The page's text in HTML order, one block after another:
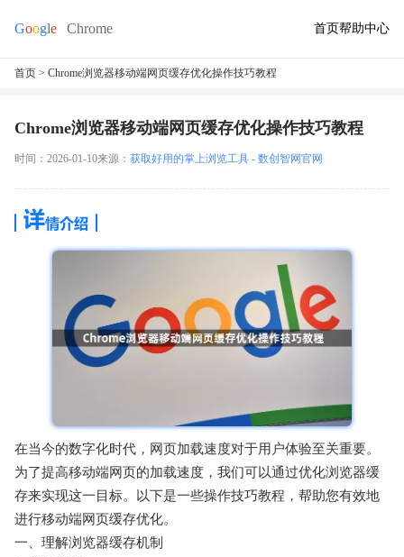
首页帮助中心
首页 > Chrome浏览器移动端网页缓存优化操作技巧教程
Chrome浏览器移动端网页缓存优化操作技巧教程
时间：2026-01-10来源： 获取好用的掌上浏览工具 - 数创智网官网
在当今的数字化时代，网页加载速度对于用户体验至关重要。
为了提高移动端网页的加载速度，我们可以通过优化浏览器缓
存来实现这一目标。以下是一些操作技巧教程，帮助您有效地
进行移动端网页缓存优化。
一、理解浏览器缓存机制